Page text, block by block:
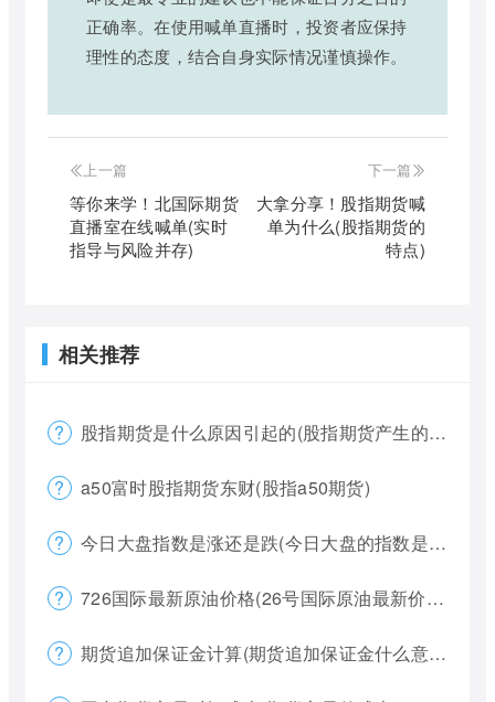
正确率。在使用喊单直播时，投资者应保持
理性的态度，结合自身实际情况谨慎操作。
上一篇
等你来学！北国际期货
直播室在线喊单(实时
指导与风险并存)
下一篇
大拿分享！股指期货喊
单为什么(股指期货的
特点)
相关推荐
股指期货是什么原因引起的(股指期货产生的原因)
a50富时股指期货东财(股指a50期货)
今日大盘指数是涨还是跌(今日大盘的指数是多少)
726国际最新原油价格(26号国际原油最新价格)
期货追加保证金计算(期货追加保证金什么意思)